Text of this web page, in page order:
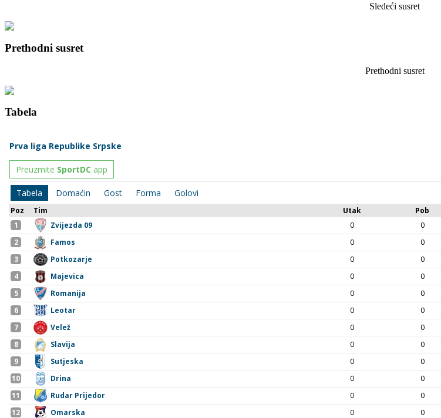
Sledeći susret
Prethodni susret
Prethodni susret
Tabela